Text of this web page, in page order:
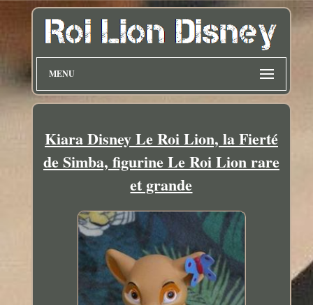
MENU
Kiara Disney Le Roi Lion, la Fierté
de Simba, figurine Le Roi Lion rare
et grande